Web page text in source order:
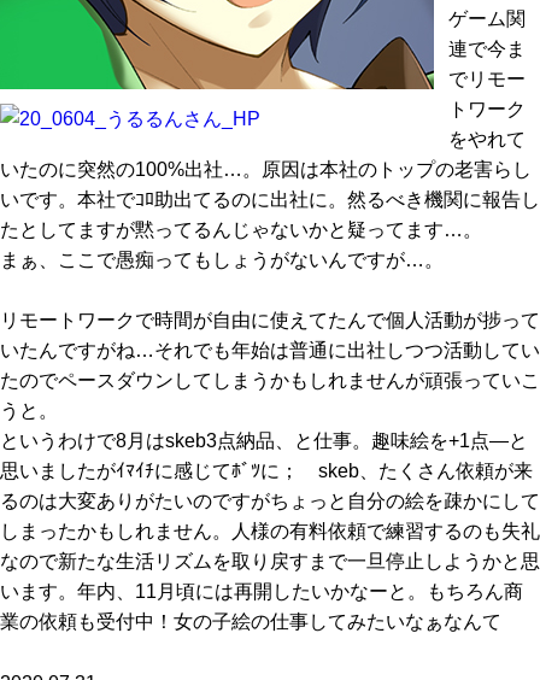
ゲーム関
連で今ま
でリモー
トワーク
をやれて
いたのに突然の100%出社…。原因は本社のトップの老害らし
いです。本社でｺﾛ助出てるのに出社に。然るべき機関に報告し
たとしてますが黙ってるんじゃないかと疑ってます…。
まぁ、ここで愚痴ってもしょうがないんですが…。
リモートワークで時間が自由に使えてたんで個人活動が捗って
いたんですがね…それでも年始は普通に出社しつつ活動してい
たのでペースダウンしてしまうかもしれませんが頑張っていこ
うと。
というわけで8月はskeb3点納品、と仕事。趣味絵を+1点―と
思いましたがｲﾏｲﾁに感じてﾎﾞﾂに； skeb、たくさん依頼が来
るのは大変ありがたいのですがちょっと自分の絵を疎かにして
しまったかもしれません。人様の有料依頼で練習するのも失礼
なので新たな生活リズムを取り戻すまで一旦停止しようかと思
います。年内、11月頃には再開したいかなーと。もちろん商
業の依頼も受付中！女の子絵の仕事してみたいなぁなんて